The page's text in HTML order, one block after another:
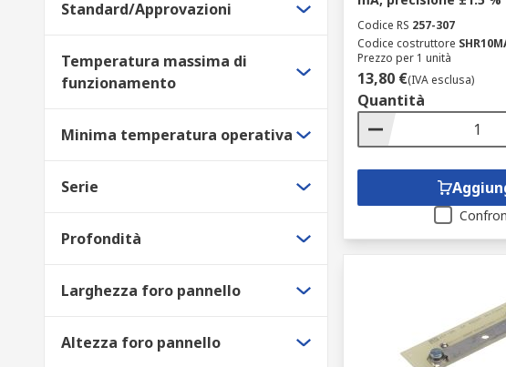
Standard/Approvazioni
Temperatura massima di
funzionamento
Minima temperatura operativa
Serie
Profondità
Larghezza foro pannello
Altezza foro pannello
Codice RS 257-307
Codice costruttore
Prezzo per 1 unità
13,80 €(IVA esclusa)
Quantità